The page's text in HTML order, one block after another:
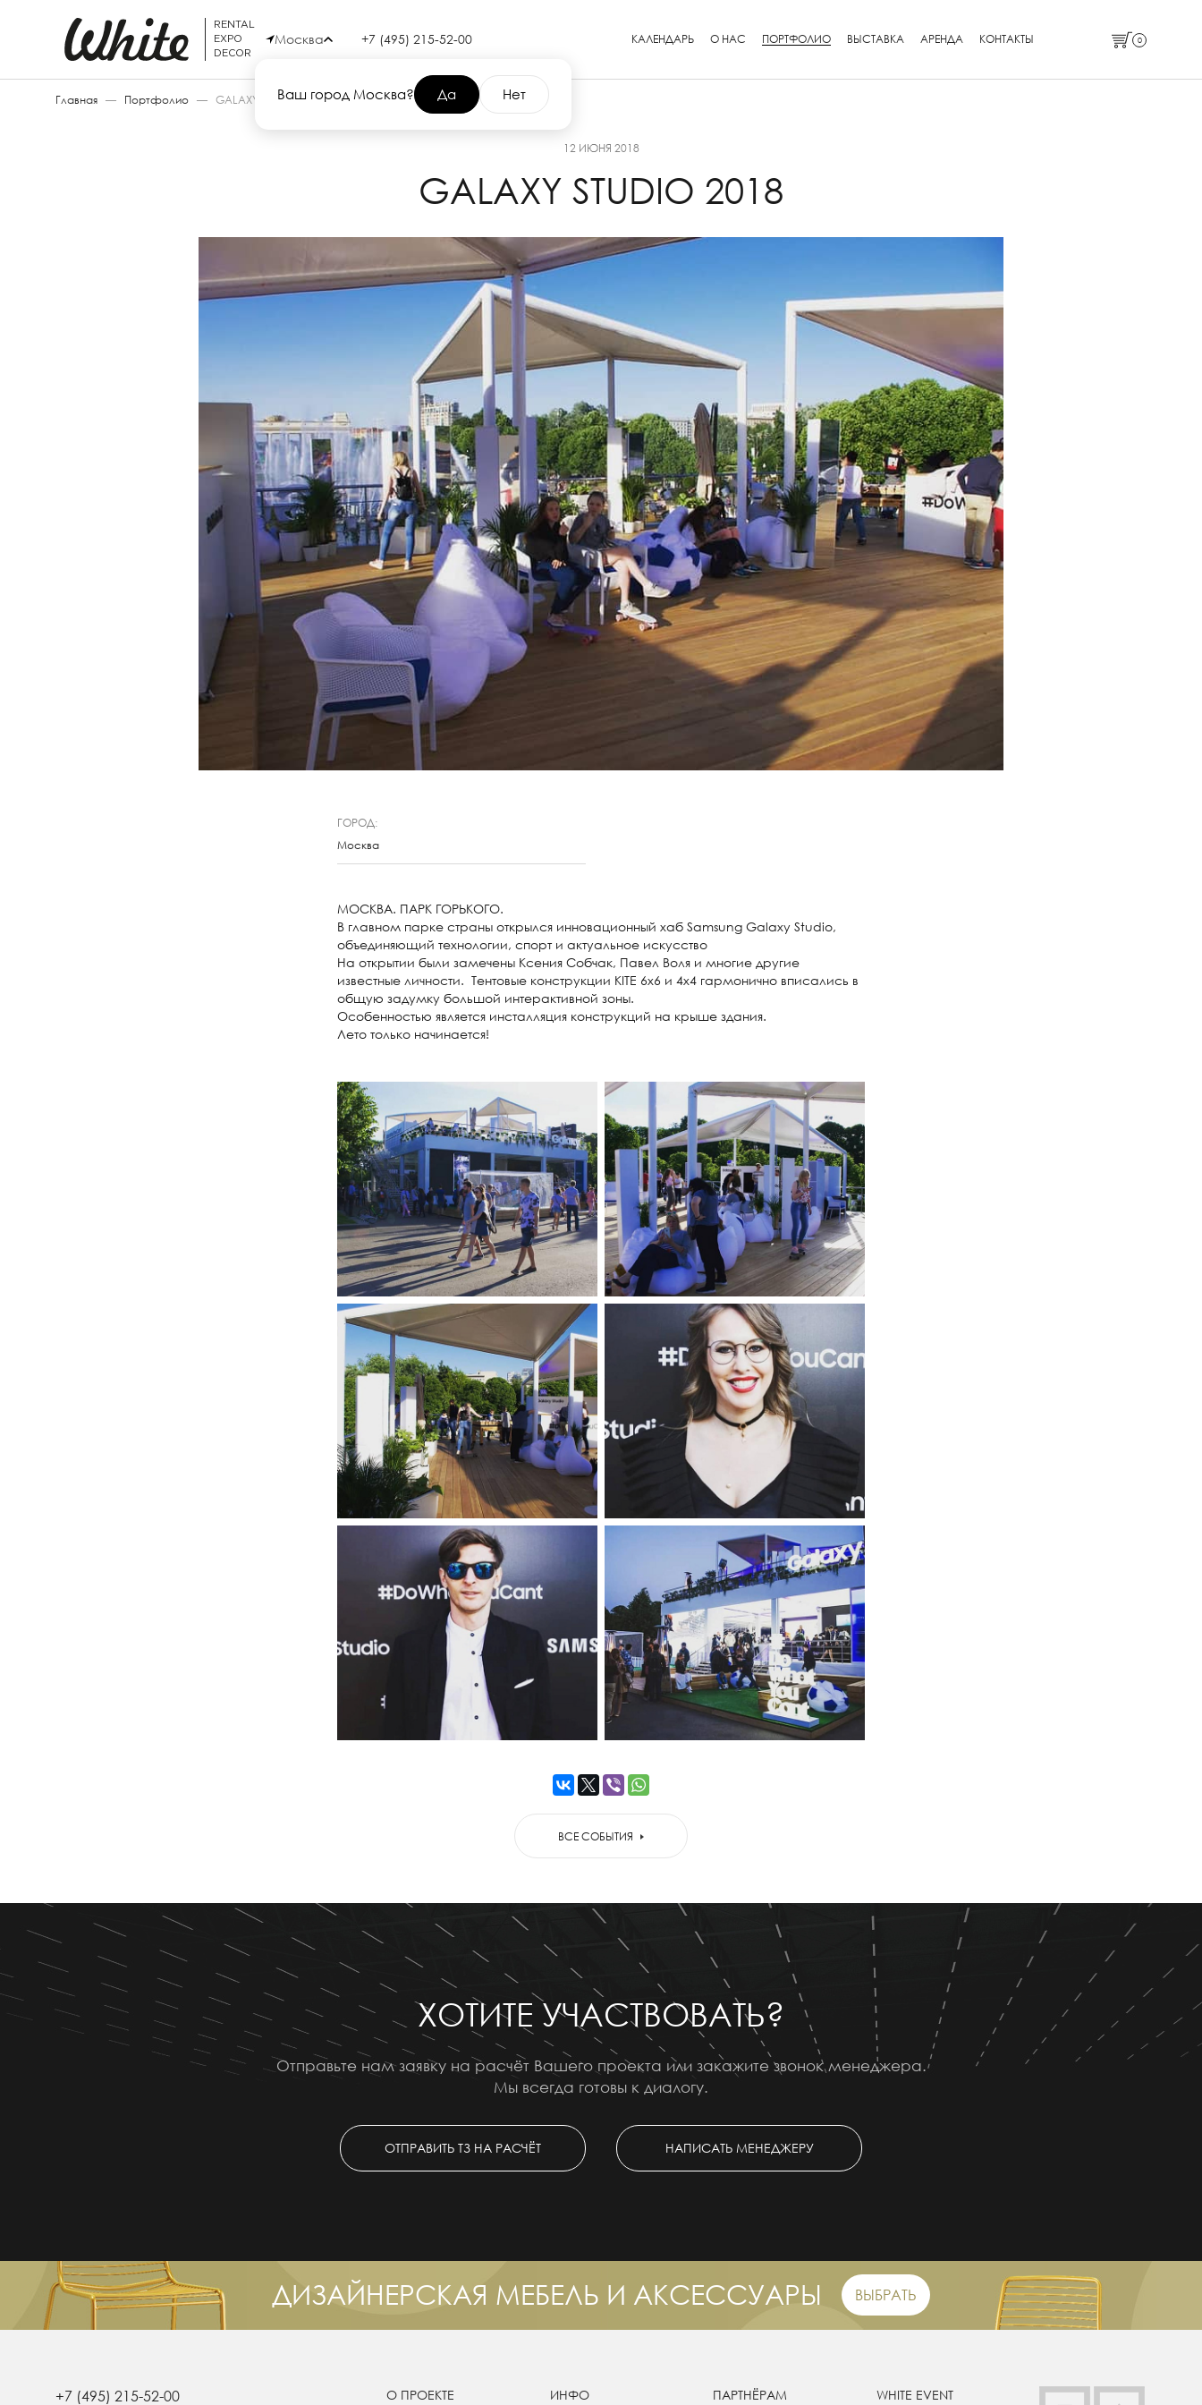
RENTAL
EXPO
DECOR
Москва
Ваш город Москва? Да Нет
+7 (495) 215-52-00 КАЛЕНДАРЬ О НАС ПОРТФОЛИО ВЫСТАВКА АРЕНДА КОНТАКТЫ 0
Главная — Портфолио — GALAXY STUDIO 2018
12 ИЮНЯ 2018
GALAXY STUDIO 2018
ГОРОД:
Москва
МОСКВА. ПАРК ГОРЬКОГО.
В главном парке страны открылся инновационный хаб Samsung Galaxy Studio,
объединяющий технологии, спорт и актуальное искусство
На открытии были замечены Ксения Собчак, Павел Воля и многие другие
известные личности. Тентовые конструкции KITE 6х6 и 4х4 гармонично вписались в
общую задумку большой интерактивной зоны.
Особенностью является инсталляция конструкций на крыше здания.
Лето только начинается!
ВСЕ СОБЫТИЯ
ХОТИТЕ УЧАСТВОВАТЬ?
Отправьте нам заявку на расчёт Вашего проекта или закажите звонок менеджера.
Мы всегда готовы к диалогу.
ОТПРАВИТЬ ТЗ НА РАСЧЁТ НАПИСАТЬ МЕНЕДЖЕРУ
ДИЗАЙНЕРСКАЯ МЕБЕЛЬ И АКСЕССУАРЫ ВЫБРАТЬ
+7 (495) 215-52-00 О ПРОЕКТЕ ИНФО ПАРТНЁРАМ WHITE EVENT